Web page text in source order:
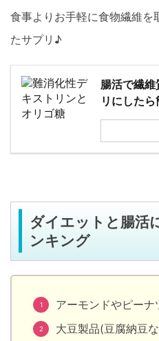
食事よりお手軽に食物繊維を
たサプリ♪
腸活で繊
リにした
ダイエットと腸活
ンキング
アーモンドやピーナ
大豆製品(豆腐納豆な